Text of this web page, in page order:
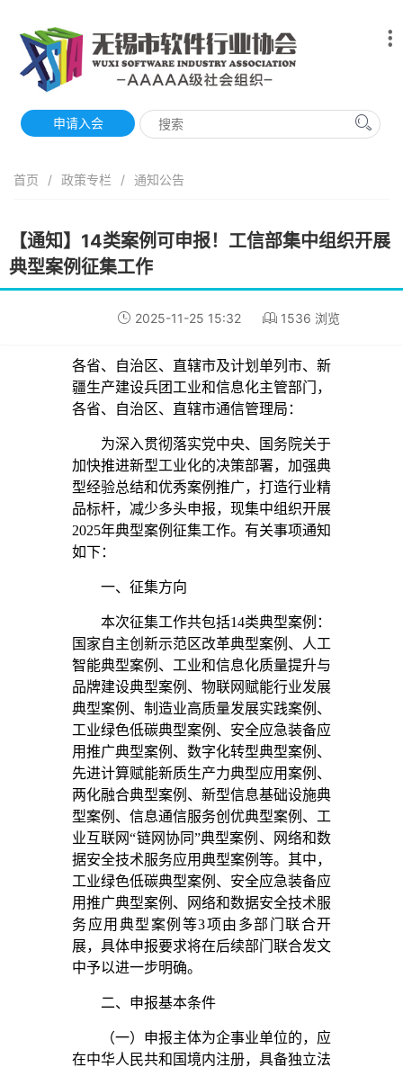
申请入会
首页 / 政策专栏 / 通知公告
【通知】14类案例可申报！工信部集中组织开展
典型案例征集工作
2025-11-25 15:32 1536 浏览
各省、自治区、直辖市及计划单列市、新
疆生产建设兵团工业和信息化主管部门，
各省、自治区、直辖市通信管理局：
为深入贯彻落实党中央、国务院关于
加快推进新型工业化的决策部署，加强典
型经验总结和优秀案例推广，打造行业精
品标杆，减少多头申报，现集中组织开展
2025年典型案例征集工作。有关事项通知
如下：
一、征集方向
本次征集工作共包括14类典型案例：
国家自主创新示范区改革典型案例、人工
智能典型案例、工业和信息化质量提升与
品牌建设典型案例、物联网赋能行业发展
典型案例、制造业高质量发展实践案例、
工业绿色低碳典型案例、安全应急装备应
用推广典型案例、数字化转型典型案例、
先进计算赋能新质生产力典型应用案例、
两化融合典型案例、新型信息基础设施典
型案例、信息通信服务创优典型案例、工
业互联网“链网协同”典型案例、网络和数
据安全技术服务应用典型案例等。其中，
工业绿色低碳典型案例、安全应急装备应
用推广典型案例、网络和数据安全技术服
务应用典型案例等3项由多部门联合开
展，具体申报要求将在后续部门联合发文
中予以进一步明确。
二、申报基本条件
（一）申报主体为企事业单位的，应
在中华人民共和国境内注册，具备独立法